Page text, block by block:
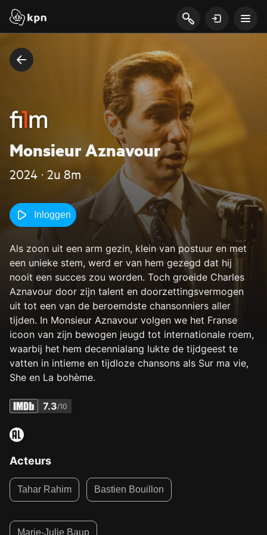
Monsieur Aznavour
2024 ‧ 2u 8m
Inloggen
Als zoon uit een arm gezin, klein van postuur en met
een unieke stem, werd er van hem gezegd dat hij
nooit een succes zou worden. Toch groeide Charles
Aznavour door zijn talent en doorzettingsvermogen
uit tot een van de beroemdste chansonniers aller
tijden. In Monsieur Aznavour volgen we het Franse
icoon van zijn bewogen jeugd tot internationale roem,
waarbij het hem decennialang lukte de tijdgeest te
vatten in intieme en tijdloze chansons als Sur ma vie,
She en La bohème.
7.3/10
Acteurs
Tahar Rahim Bastien Bouillon
Marie-Julie Baup